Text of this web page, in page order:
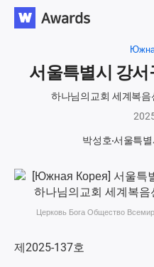
서울특별시 강
하나님의교회 세계복
박성호서울특
Церковь Бога Общество
제2025-137호